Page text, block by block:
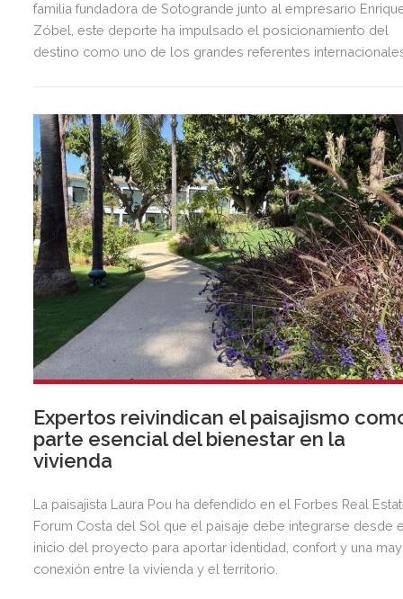
familia fundadora de Sotogrande junto al empresario
Zóbel, este deporte ha impulsado el posicionamiento del
destino como uno de los grandes referentes
exclusiva agenda social.
Expertos reivindican el paisajismo
parte esencial del bienestar en la
vivienda
La paisajista Laura Pou ha defendido en el Forbes Real
Forum Costa del Sol que el paisaje debe integrarse desde
inicio del proyecto para aportar identidad, confort y una
conexión entre la vivienda y el territorio.